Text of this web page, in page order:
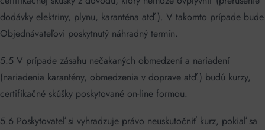
dodávky elektriny, plynu, karanténa atď.). V takomto prípade bude
Objednávateľovi poskytnutý náhradný termín.
5.5 V prípade zásahu nečakaných obmedzení a nariadení
(nariadenia karantény, obmedzenia v doprave atď.) budú kurzy,
certifikačné skúšky poskytované on-line formou.
5.6 Poskytovateľ si vyhradzuje právo neuskutočniť kurz, pokiaľ sa